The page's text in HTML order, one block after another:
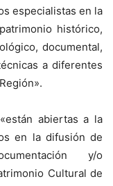
especialistas en la
histórico,
documental,
a diferentes
abiertas a la
en la difusión de
y/o
Cultural de